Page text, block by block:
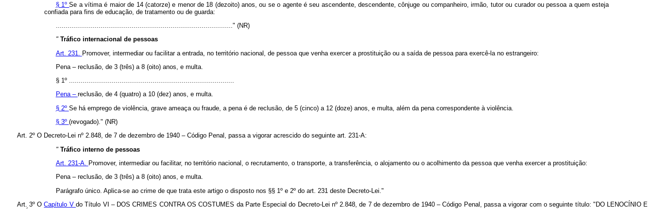
§ 1ºSe a vítima é maior de 14 (catorze) e menor de 18 (dezoito) anos, ou se o agente é seu ascendente, descendente, cônjuge ou companheiro, irmão, tutor ou curador ou pessoa a quem esteja
confiada para fins de educação, de tratamento ou de guarda:
..........................................................................................." (NR)
" Tráfico internacional de pessoas
Art. 231. Promover, intermediar ou facilitar a entrada, no território nacional, de pessoa que venha exercer a prostituição ou a saída de pessoa para exercê-la no estrangeiro:
Pena – reclusão, de 3 (três) a 8 (oito) anos, e multa.
§ 1º .....................................................................................
Pena – reclusão, de 4 (quatro) a 10 (dez) anos, e multa.
§ 2º Se há emprego de violência, grave ameaça ou fraude, a pena é de reclusão, de 5 (cinco) a 12 (doze) anos, e multa, além da pena correspondente à violência.
§ 3º (revogado)." (NR)
Art. 2º O Decreto-Lei nº 2.848, de 7 de dezembro de 1940 – Código Penal, passa a vigorar acrescido do seguinte art. 231-A:
" Tráfico interno de pessoas
Art. 231-A. Promover, intermediar ou facilitar, no território nacional, o recrutamento, o transporte, a transferência, o alojamento ou o acolhimento da pessoa que venha exercer a prostituição:
Pena – reclusão, de 3 (três) a 8 (oito) anos, e multa.
Parágrafo único. Aplica-se ao crime de que trata este artigo o disposto nos §§ 1º e 2º do art. 231 deste Decreto-Lei."
Art. 3º OCapítulo Vdo Título VI – DOS CRIMES CONTRA OS COSTUMES da Parte Especial do Decreto-Lei nº 2.848, de 7 de dezembro de 1940 – Código Penal, passa a vigorar com o seguinte título: "DO LENOCÍNIO E